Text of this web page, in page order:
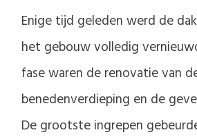
Enige tijd geleden werd de
het gebouw volledig
fase waren de renovatie van
benedenverdieping en de
De grootste ingrepen